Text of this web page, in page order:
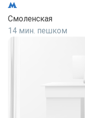
Смоленская
14 мин. пешком